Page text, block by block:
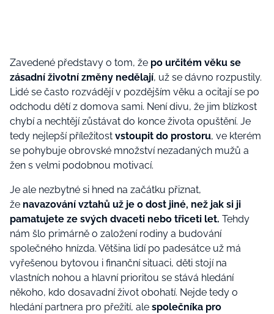
Zavedené představy o tom, že po určitém věku se
zásadní životní změny nedělají, už se dávno rozpustily.
Lidé se často rozvádějí v pozdějším věku a ocitají se po
odchodu dětí z domova sami. Není divu, že jim blízkost
chybí a nechtějí zůstávat do konce života opuštění. Je
tedy nejlepší příležitost vstoupit do prostoru, ve kterém
se pohybuje obrovské množství nezadaných mužů a
žen s velmi podobnou motivací.
Je ale nezbytné si hned na začátku přiznat,
že navazování vztahů už je o dost jiné, než jak si ji
pamatujete ze svých dvaceti nebo třiceti let. Tehdy
nám šlo primárně o založení rodiny a budování
společného hnízda. Většina lidí po padesátce už má
vyřešenou bytovou i finanční situaci, děti stojí na
vlastních nohou a hlavní prioritou se stává hledání
někoho, kdo dosavadní život obohatí. Nejde tedy o
hledání partnera pro přežití, ale společníka pro